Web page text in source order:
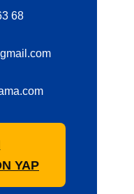
68
YAP